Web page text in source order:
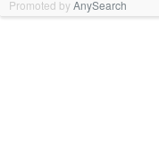
Promoted byAnySearch